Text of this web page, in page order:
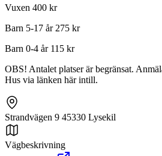
Vuxen 400 kr
Barn 5-17 år 275 kr
Barn 0-4 år 115 kr
OBS! Antalet platser är begränsat.
Hus via länken här intill.
Strandvägen 9 45330 Lysekil
Vägbeskrivning